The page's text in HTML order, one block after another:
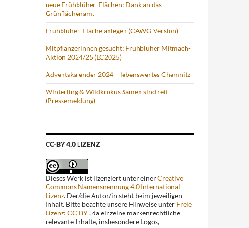
neue Frühblüher-Flächen: Dank an das
Grünflächenamt
Frühblüher-Fläche anlegen (CAWG-Version)
Mitpflanzerinnen gesucht: Frühblüher Mitmach-
Aktion 2024/25 (LC2025)
Adventskalender 2024 – lebenswertes Chemnitz
Winterling & Wildkrokus Samen sind reif
(Pressemeldung)
CC-BY 4.0 LIZENZ
Dieses Werk ist lizenziert unter einerCreative
Commons Namensnennung 4.0 International
Lizenz. Der/die Autor/in steht beim jeweiligen
Inhalt. Bitte beachte unsere Hinweise unter Freie
Lizenz: CC-BY, da einzelne markenrechtliche
relevante Inhalte, insbesondere Logos,